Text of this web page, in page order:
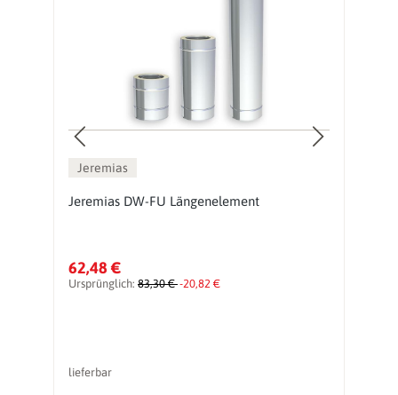
Jeremias
Jeremias DW-FU Längenelement
62,48 €
Ursprünglich: 83,30 €-20,82 €
lieferbar